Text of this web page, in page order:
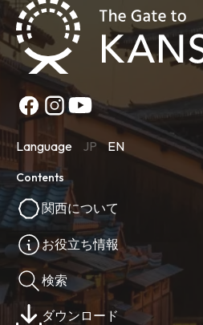
Language JP EN
Contents
関西について
お役立ち情報
検索
ダウンロード